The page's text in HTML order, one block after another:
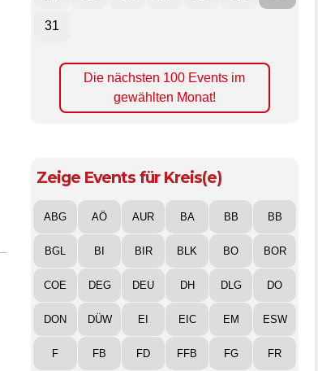
31
Die nächsten 100 Events im
gewählten Monat!
Zeige Events für Kreis(e)
ABG AÖ AUR BA BB BB
BGL BI BIR BLK BO BOR
COE DEG DEU DH DLG DO
DON DÜW EI EIC EM ESW
F FB FD FFB FG FR